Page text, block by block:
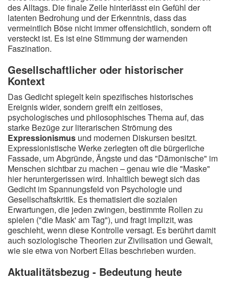
des Alltags. Die finale Zeile hinterlässt ein Gefühl der
latenten Bedrohung und der Erkenntnis, dass das
vermeintlich Böse nicht immer offensichtlich, sondern oft
versteckt ist. Es ist eine Stimmung der warnenden
Faszination.
Gesellschaftlicher oder historischer
Kontext
Das Gedicht spiegelt kein spezifisches historisches
Ereignis wider, sondern greift ein zeitloses,
psychologisches und philosophisches Thema auf, das
starke Bezüge zur literarischen Strömung des
Expressionismus und modernen Diskursen besitzt.
Expressionistische Werke zerlegten oft die bürgerliche
Fassade, um Abgründe, Ängste und das "Dämonische" im
Menschen sichtbar zu machen – genau wie die "Maske"
hier heruntergerissen wird. Inhaltlich bewegt sich das
Gedicht im Spannungsfeld von Psychologie und
Gesellschaftskritik. Es thematisiert die sozialen
Erwartungen, die jeden zwingen, bestimmte Rollen zu
spielen ("die Mask' am Tag"), und fragt implizit, was
geschieht, wenn diese Kontrolle versagt. Es berührt damit
auch soziologische Theorien zur Zivilisation und Gewalt,
wie sie etwa von Norbert Elias beschrieben wurden.
Aktualitätsbezug - Bedeutung heute